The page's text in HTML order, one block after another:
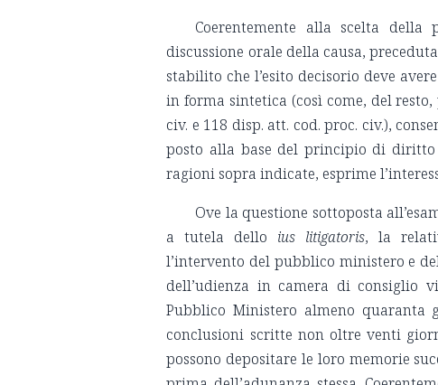
Coerentemente alla scelta
discussione orale della causa,
stabilito che l’esito decisorio deve
in forma sintetica (così come, del
civ. e 118 disp. att. cod. proc. civ.),
posto alla base del principio di
ragioni sopra indicate, esprime
Ove la questione sottoposta
a tutela dello ius litigatoris, la
l’intervento del pubblico ministero e
dell’udienza in camera di consiglio
Pubblico Ministero almeno quaranta
conclusioni scritte non oltre venti
possono depositare le loro memorie